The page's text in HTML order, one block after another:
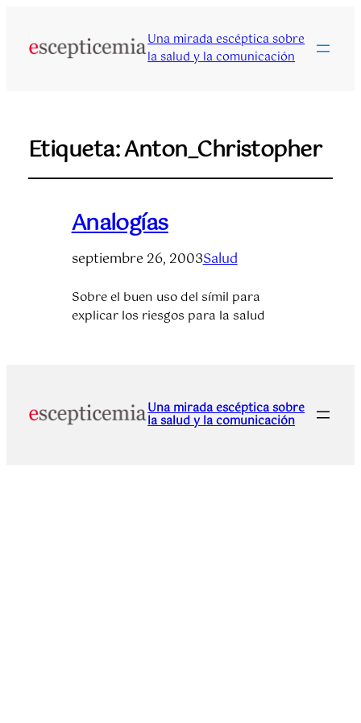
Una mirada escéptica sobre
la salud y la comunicación
Etiqueta:Anton_Christopher
Analogías
septiembre 26, 2003Salud
Sobre el buen uso del símil para
explicar los riesgos para la salud
Una mirada escéptica sobre
la salud y la comunicación